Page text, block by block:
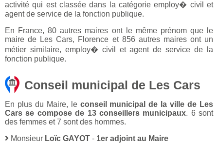
activité qui est classée dans la catégorie employ� civil et
agent de service de la fonction publique.
En France, 80 autres maires ont le même prénom que le
maire de Les Cars, Florence et 856 autres maires ont un
métier similaire, employ� civil et agent de service de la
fonction publique.
Conseil municipal de Les Cars
En plus du Maire, le conseil municipal de la ville de Les
Cars se compose de 13 conseillers municipaux. 6 sont
des femmes et 7 sont des hommes.
Monsieur Loïc GAYOT - 1er adjoint au Maire